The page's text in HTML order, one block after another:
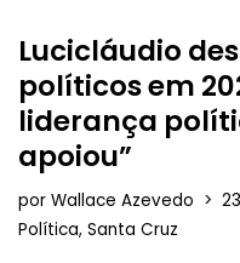
Lucicláudio
políticos em
liderança
apoiou”
por Wallace Azevedo
Política, Santa Cruz